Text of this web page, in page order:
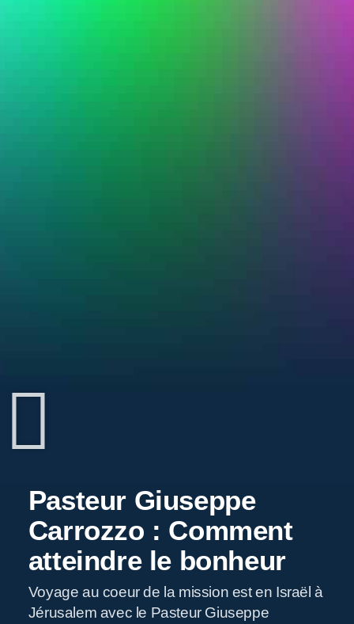
Pasteur Giuseppe
Carrozzo : Comment
atteindre le bonheur
Voyage au coeur de la mission est en Israël à
Jérusalem avec le Pasteur Giuseppe